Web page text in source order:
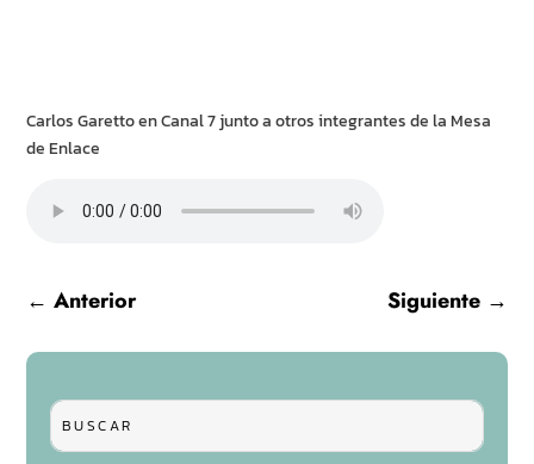
Carlos Garetto en Canal 7 junto a otros integrantes de la Mesa
de Enlace
←Anterior Siguiente→